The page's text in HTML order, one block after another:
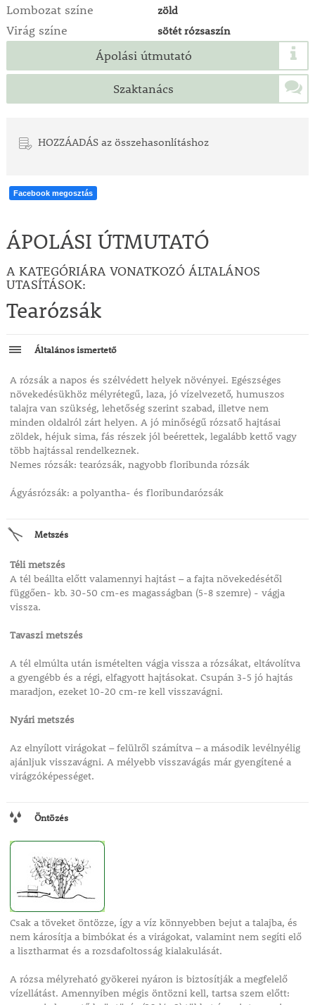
Lombozat színe zöld
Virág színe sötét rózsaszín
Ápolási útmutató
Szaktanács
HOZZÁADÁS az összehasonlításhoz
Facebook megosztás
ÁPOLÁSI ÚTMUTATÓ
A KATEGÓRIÁRA VONATKOZÓ ÁLTALÁNOS
UTASÍTÁSOK:
Tearózsák
Általános ismertető
A rózsák a napos és szélvédett helyek növényei. Egészséges
növekedésükhöz mélyrétegű, laza, jó vízelvezető, humuszos
talajra van szükség, lehetőség szerint szabad, illetve nem
minden oldalról zárt helyen. A jó minőségű rózsatő hajtásai
zöldek, héjuk sima, fás részek jól beérettek, legalább kettő vagy
több hajtással rendelkeznek.
Nemes rózsák: tearózsák, nagyobb floribunda rózsák
Ágyásrózsák: a polyantha- és floribundarózsák
Metszés
Téli metszés
A tél beállta előtt valamennyi hajtást – a fajta növekedésétől
függően- kb. 30-50 cm-es magasságban (5-8 szemre) - vágja
vissza.
Tavaszi metszés
A tél elmúlta után ismételten vágja vissza a rózsákat, eltávolítva
a gyengébb és a régi, elfagyott hajtásokat. Csupán 3-5 jó hajtás
maradjon, ezeket 10-20 cm-re kell visszavágni.
Nyári metszés
Az elnyílott virágokat – felülről számítva – a második levélnyélig
ajánljuk visszavágni. A mélyebb visszavágás már gyengítené a
virágzóképességet.
Öntözés
Csak a töveket öntözze, így a víz könnyebben bejut a talajba, és
nem károsítja a bimbókat és a virágokat, valamint nem segíti elő
a lisztharmat és a rozsdafoltosság kialakulását.
A rózsa mélyreható gyökerei nyáron is biztosítják a megfelelő
vízellátást. Amennyiben mégis öntözni kell, tartsa szem előtt: